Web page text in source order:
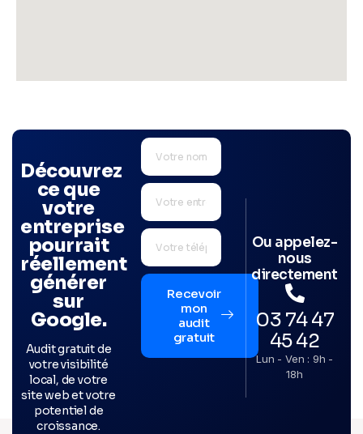
Découvrez
ce que
votre
entreprise
pourrait
réellement
générer
sur
Google.
Audit gratuit de
votre visibilité
local, de votre
site web et votre
potentiel de
croissance.
Recevoir
mon
audit
gratuit
Ou appelez-
nous
directement
03 74 47
45 42
Lun - Ven : 9h -
18h